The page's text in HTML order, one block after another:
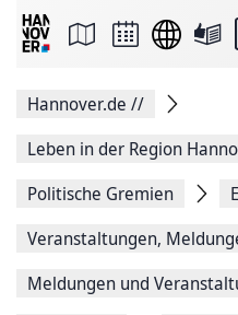
Seite
Facebook
teilen
Seitenlink
Seite
Hannover.de //
Leben in der Region
Politische Gremien
Veranstaltungen,
Meldungen und